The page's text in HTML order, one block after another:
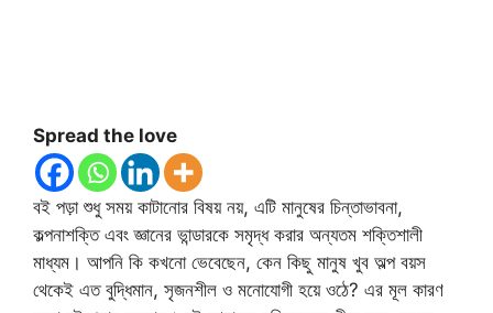
Spread the love
বই পড়া শুধু সময় কাটানোর বিষয় নয়, এটি মানুষের চিন্তাভাবনা,
কল্পনাশক্তি এবং জ্ঞানের ভান্ডারকে সমৃদ্ধ করার অন্যতম শক্তিশালী
মাধ্যম। আপনি কি কখনো ভেবেছেন, কেন কিছু মানুষ খুব অল্প বয়স
থেকেই এত বুদ্ধিমান, সৃজনশীল ও মনোযোগী হয়ে ওঠে? এর মূল কারণ